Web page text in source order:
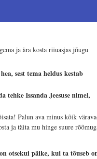
ja ära kosta riiuasjas jõugu
sest tema heldus kestab
tehke Issanda Jeesuse nimel,
Palun ava minus kõik
ja täita mu hinge suure
otsekui päike, kui ta tõuseb